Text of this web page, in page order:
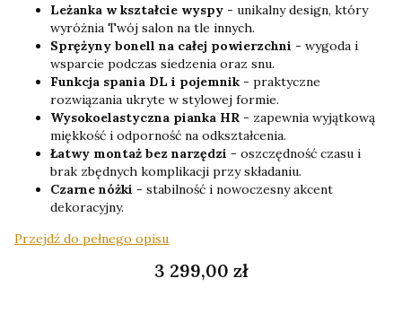
Leżanka w kształcie wyspy - unikalny design, który
wyróżnia Twój salon na tle innych.
Sprężyny bonell na całej powierzchni - wygoda i
wsparcie podczas siedzenia oraz snu.
Funkcja spania DL i pojemnik - praktyczne
rozwiązania ukryte w stylowej formie.
Wysokoelastyczna pianka HR - zapewnia wyjątkową
miękkość i odporność na odkształcenia.
Łatwy montaż bez narzędzi - oszczędność czasu i
brak zbędnych komplikacji przy składaniu.
Czarne nóżki - stabilność i nowoczesny akcent
dekoracyjny.
Przejdź do pełnego opisu
Cena
3 299,00 zł